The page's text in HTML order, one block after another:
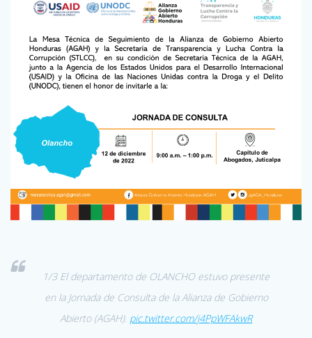
1/3 El departamento de OLANCHO estuvo presente
en la Jornada de Consulta de la Alianza de Gobierno
Abierto (AGAH). pic.twitter.com/j4PpWFAkwR